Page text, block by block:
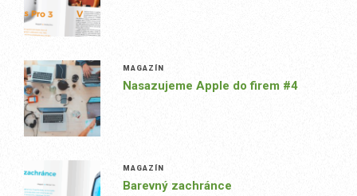
MAGAZÍN
Nasazujeme Apple do firem #4
MAGAZÍN
Barevný zachránce